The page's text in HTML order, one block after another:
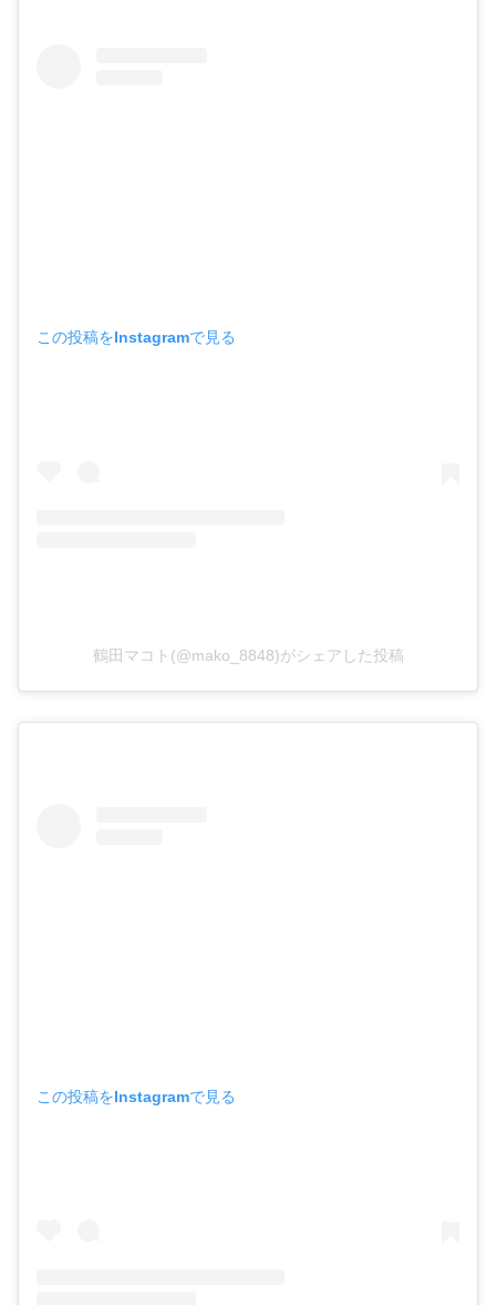
この投稿をInstagramで見る
鶴田マコト(@mako_8848)がシェアした投稿
この投稿をInstagramで見る